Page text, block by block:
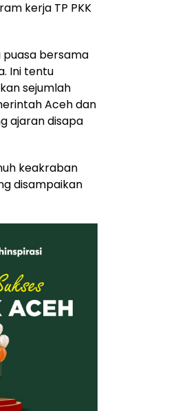
kerja TP PKK
puasa bersama
Ini tentu
sejumlah
Aceh dan
ajaran disapa
keakraban
disampaikan